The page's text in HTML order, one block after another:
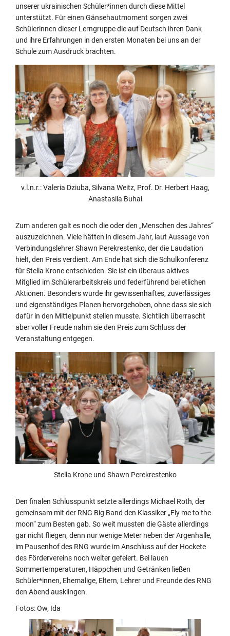
unserer ukrainischen Schüler*innen durch diese Mittel
unterstützt. Für einen Gänsehautmoment sorgen zwei
Schülerinnen dieser Lerngruppe die auf Deutsch ihren Dank
und ihre Erfahrungen in den ersten Monaten bei uns an der
Schule zum Ausdruck brachten.
v.l.n.r.: Valeria Dziuba, Silvana Weitz, Prof. Dr. Herbert Haag,
Anastasiia Buhai
Zum anderen galt es noch die oder den „Menschen des Jahres“
auszuzeichnen. Viele hätten in diesem Jahr, laut Aussage von
Verbindungslehrer Shawn Perekrestenko, der die Laudation
hielt, den Preis verdient. Am Ende hat sich die Schulkonferenz
für Stella Krone entschieden. Sie ist ein überaus aktives
Mitglied im Schülerarbeitskreis und federführend bei etlichen
Aktionen. Besonders wurde ihr gewissenhaftes, zuverlässiges
und eigenständiges Planen hervorgehoben, ohne dass sie sich
dafür in den Mittelpunkt stellen musste. Sichtlich überrascht
aber voller Freude nahm sie den Preis zum Schluss der
Veranstaltung entgegen.
Stella Krone und Shawn Perekrestenko
Den finalen Schlusspunkt setzte allerdings Michael Roth, der
gemeinsam mit der RNG Big Band den Klassiker „Fly me to the
moon“ zum Besten gab. So weit mussten die Gäste allerdings
gar nicht fliegen, denn nur wenige Meter neben der Argenhalle,
im Pausenhof des RNG wurde im Anschluss auf der Hockete
des Fördervereins noch weiter gefeiert. Bei lauen
Sommertemperaturen, Häppchen und Getränken ließen
Schüler*innen, Ehemalige, Eltern, Lehrer und Freunde des RNG
den Abend ausklingen.
Fotos: Ow, Ida